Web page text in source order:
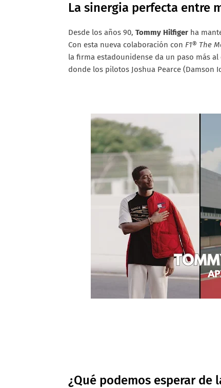
La sinergia perfecta entre
Desde los años 90, Tommy Hilfiger ha
Con esta nueva colaboración con F1® The
la firma estadounidense da un paso más al
donde los pilotos Joshua Pearce (Damson
¿Qué podemos esperar de